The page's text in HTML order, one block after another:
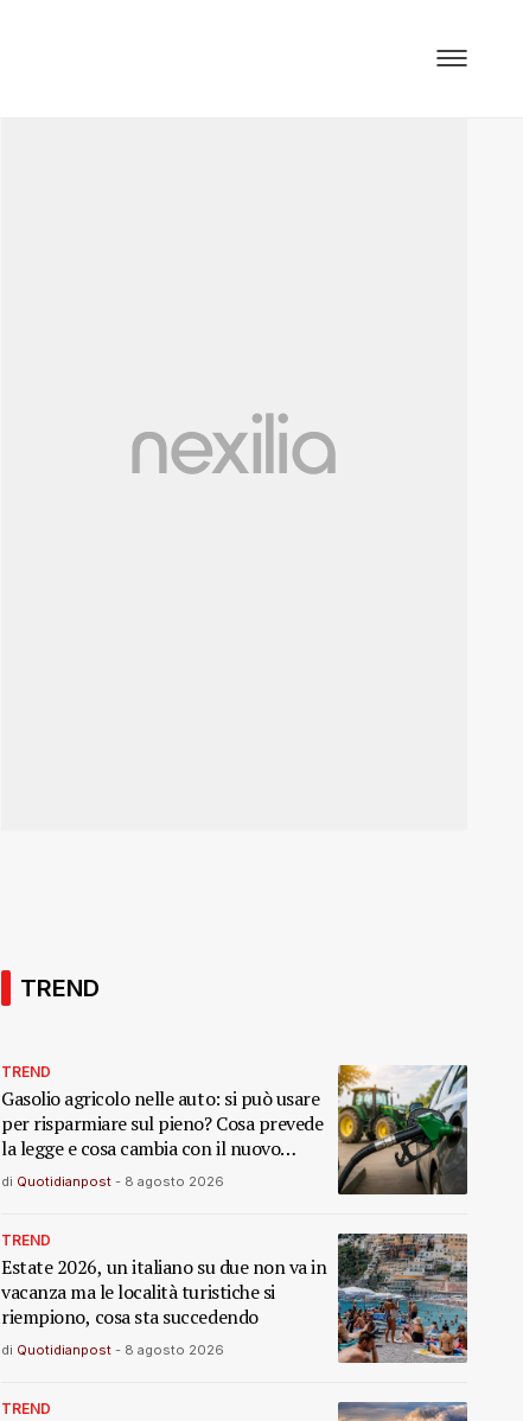
TREND
TREND
Gasolio agricolo nelle auto: si può usare
per risparmiare sul pieno? Cosa prevede
la legge e cosa cambia con il nuovo
decreto
di Quotidianpost - 8 agosto 2026
TREND
Estate 2026, un italiano su due non va in
vacanza ma le località turistiche si
riempiono, cosa sta succedendo
di Quotidianpost - 8 agosto 2026
TREND